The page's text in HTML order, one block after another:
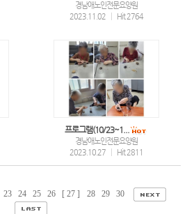
경남애노인전문요양원
2023.11.02
Hit 2764
프로그램(10/23~1...
경남애노인전문요양원
2023.10.27
Hit 2811
23 24 25 26 [ 27 ] 28 29 30